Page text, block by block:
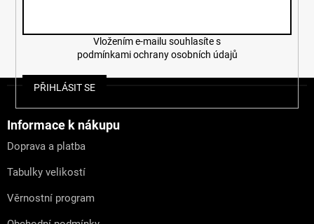
podmínkami ochrany osobních údajů
PŘIHLÁSIT SE
Informace k nákupu
Doprava a platba
Tabulky velikostí
Věrnostní program